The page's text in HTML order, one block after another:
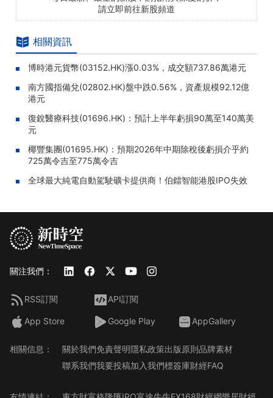
請立即前往新股頻道
相關資訊
博時港元貨幣(03152.HK)漲0.03%，成交額737.86萬港元
南方國指備兌(02802.HK)盤中跌0.56%，資產規模92.12億
港元
復銳醫療科技(01696.HK)：預計上半年虧損90萬至140萬美
元
椰豐集團(01695.HK)：預期2026年中期除稅後虧損介乎約
725萬令吉至775萬令吉
全球最大純電自動駕駛礦卡提供商！伯鐳智能港股IPO失效
關注我們：
RSS訂閱 API訂閱
App Store Google Play AppGallery
相關信息： 關於我們免責聲明隱私政策出版原則品牌素材
聯系我們我要投稿加入我們標簽庫財經FAQ